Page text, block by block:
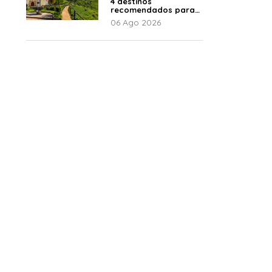
recomendados para
disfrutar el descanso
06 Ago 2026